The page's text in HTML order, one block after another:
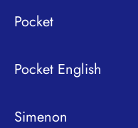
Pocket
Pocket English
Simenon